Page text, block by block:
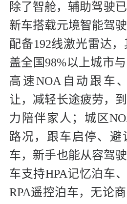
除了智舱，辅助驾驶
新车搭载元境智能驾
配备192线激光雷达
盖全国98%以上城市
高速NOA自动跟车
让，减轻长途疲劳，
力陪伴家人；城区
路况，跟车启停、避
车，新手也能从容驾
车支持HPA记忆泊车
RPA遥控泊车，无论